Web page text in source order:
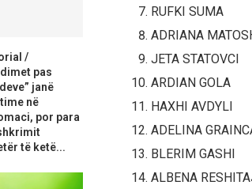
RUFKI SUMA
ADRIANA
JETA STATOVCI
ARDIAN GOLA
HAXHI AVDYLI
ADELINA
BLERIM GASHI
ALBENA
/
pas
janë
në
por para
të ketë...